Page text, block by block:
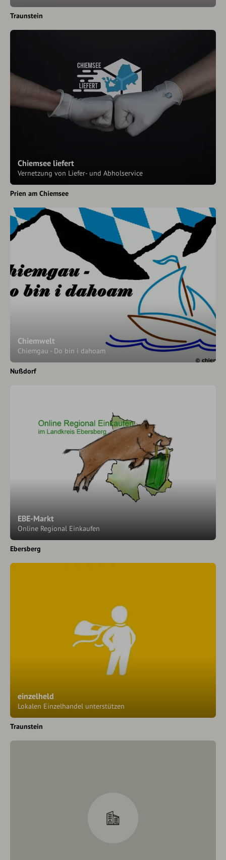
Traunstein
Chiemsee liefert
Vernetzung von Liefer- und Abholservice
Prien am Chiemsee
Chiemwelt
Chiemgau - Do bin i dahoam
Nußdorf
EBE-Markt
Online Regional Einkaufen
Ebersberg
einzelheld
Lokalen Einzelhandel unterstützen
Traunstein